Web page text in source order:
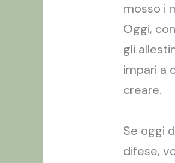
mosso i
Oggi,
gli
impari a
creare.
Se oggi
difese,